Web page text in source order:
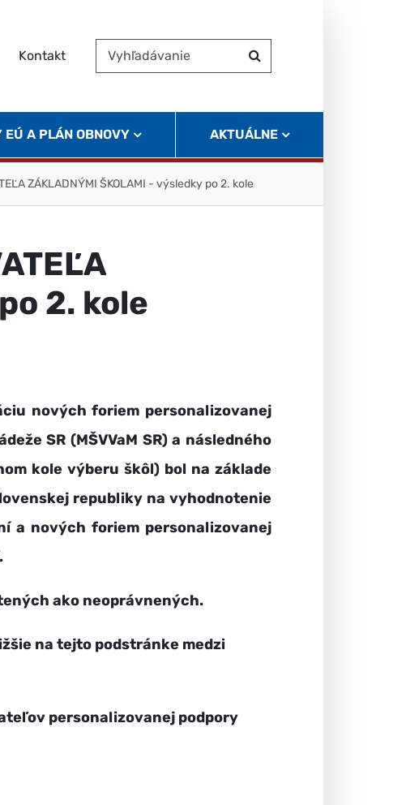
Kontakt
Vyhľadávanie
Hľadať
EÚ A PLÁN OBNOVY AKTUÁLNE
ZÁKLADNÝMI ŠKOLAMI - výsledky po 2. kole
2. kole
nových foriem personalizovanej
SR (MŠVVaM SR) a následného
kole výberu škôl) bol na základe
republiky na vyhodnotenie
a nových foriem personalizovanej
ako neoprávnených.
na tejto podstránke medzi
personalizovanej podpory